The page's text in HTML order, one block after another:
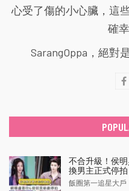
心受了傷的小心臟，這
確
SarangOppa，絕對
不合升級！侯
換男主正式停拍
飯圈第一追星大戶